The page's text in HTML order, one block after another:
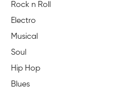
Rock n Roll
Electro
Musical
Soul
Hip Hop
Blues